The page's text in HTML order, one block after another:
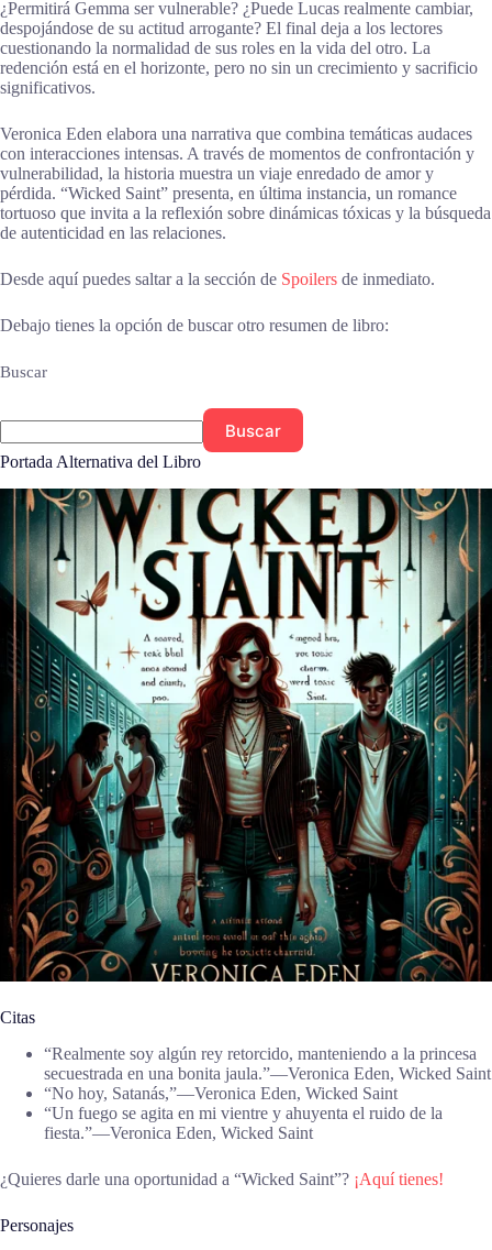
¿Permitirá Gemma ser vulnerable? ¿Puede Lucas realmente cambiar,
despojándose de su actitud arrogante? El final deja a los lectores
cuestionando la normalidad de sus roles en la vida del otro. La
redención está en el horizonte, pero no sin un crecimiento y sacrificio
significativos.
Veronica Eden elabora una narrativa que combina temáticas audaces
con interacciones intensas. A través de momentos de confrontación y
vulnerabilidad, la historia muestra un viaje enredado de amor y
pérdida. “Wicked Saint” presenta, en última instancia, un romance
tortuoso que invita a la reflexión sobre dinámicas tóxicas y la búsqueda
de autenticidad en las relaciones.
Desde aquí puedes saltar a la sección de Spoilers de inmediato.
Debajo tienes la opción de buscar otro resumen de libro:
Buscar
Buscar
Portada Alternativa del Libro
Citas
“Realmente soy algún rey retorcido, manteniendo a la princesa
secuestrada en una bonita jaula.”―Veronica Eden, Wicked Saint
“No hoy, Satanás,”―Veronica Eden, Wicked Saint
“Un fuego se agita en mi vientre y ahuyenta el ruido de la
fiesta.”―Veronica Eden, Wicked Saint
¿Quieres darle una oportunidad a “Wicked Saint”? ¡Aquí tienes!
Personajes